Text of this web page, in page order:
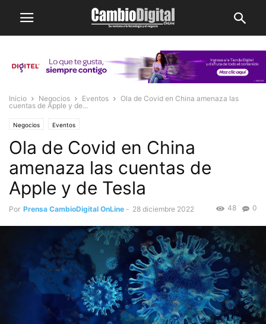
Inicio Negocios Eventos
Ola de Covid en China amenaza las
cuentas de Apple y de...
Negocios Eventos
Ola de Covid en China
amenaza las cuentas de
Apple y de Tesla
Por Prensa CambioDigital OnLine - 28 diciembre 2022 0
48